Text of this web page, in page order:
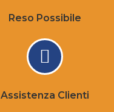
Reso Possibile
Assistenza Clienti